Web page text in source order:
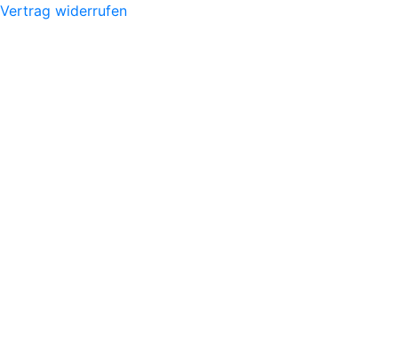
Vertrag widerrufen